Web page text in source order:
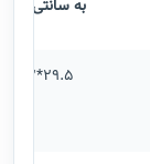
به سانتی متر
29.5*22